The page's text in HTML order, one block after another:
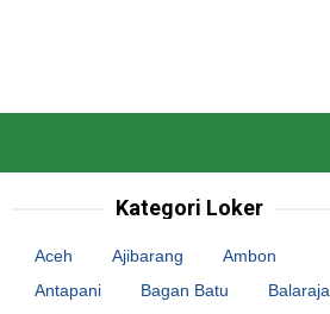
Kategori Loker
Aceh Ajibarang
Ambon
Antapani
Bagan Batu
Balaraja